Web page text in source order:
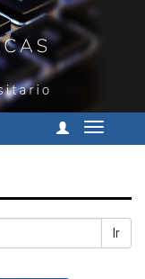
Cambiar
Ir